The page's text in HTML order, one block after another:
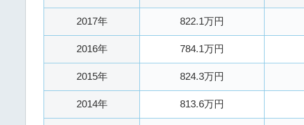
2017年 822.1万円
2016年 784.1万円
2015年 824.3万円
2014年 813.6万円